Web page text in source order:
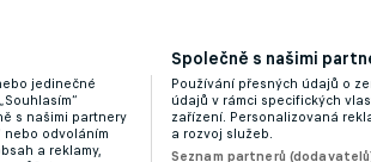
jedinečné
s našimi partnery
nebo odvoláním
a reklamy,
Společně s našimi
Používání přesných údajů o
údajů v rámci specifických
zařízení. Personalizovaná
a rozvoj služeb.
Seznam partnerů